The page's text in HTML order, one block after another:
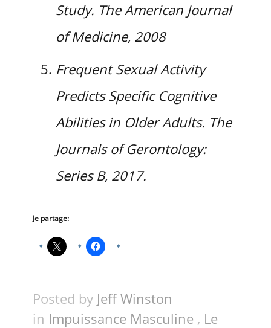
Study. The American Journal
of Medicine, 2008
Frequent Sexual Activity
Predicts Specific Cognitive
Abilities in Older Adults. The
Journals of Gerontology:
Series B, 2017.
Je partage:
Posted by Jeff Winston
in Impuissance Masculine , Le